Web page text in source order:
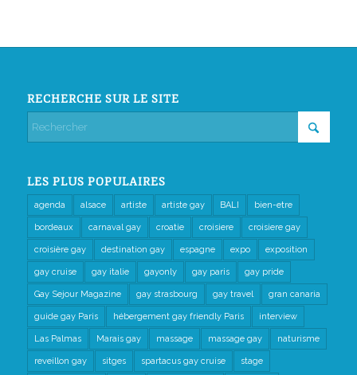
RECHERCHE SUR LE SITE
LES PLUS POPULAIRES
agenda alsace artiste artiste gay BALI bien-etre
bordeaux carnaval gay croatie croisiere croisiere gay
croisière gay destination gay espagne expo exposition
gay cruise gay italie gayonly gay paris gay pride
Gay Sejour Magazine gay strasbourg gay travel gran canaria
guide gay Paris hébergement gay friendly Paris interview
Las Palmas Marais gay massage massage gay naturisme
reveillon gay sitges spartacus gay cruise stage